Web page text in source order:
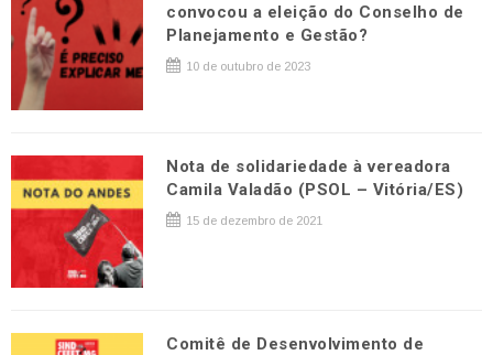
convocou a eleição do Conselho de
Planejamento e Gestão?
10 de outubro de 2023
Nota de solidariedade à vereadora
Camila Valadão (PSOL – Vitória/ES)
15 de dezembro de 2021
Comitê de Desenvolvimento de